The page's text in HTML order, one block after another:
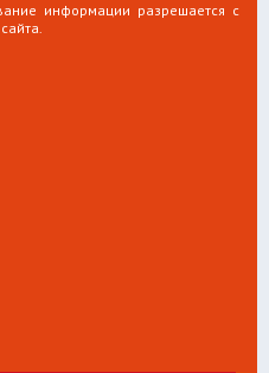
информации разрешается с